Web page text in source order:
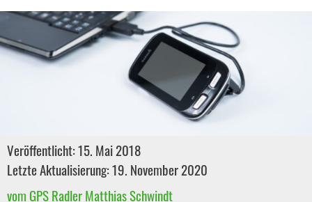
Veröffentlicht: 15. Mai 2018
Letzte Aktualisierung: 19. November 2020
vom GPS Radler Matthias Schwindt